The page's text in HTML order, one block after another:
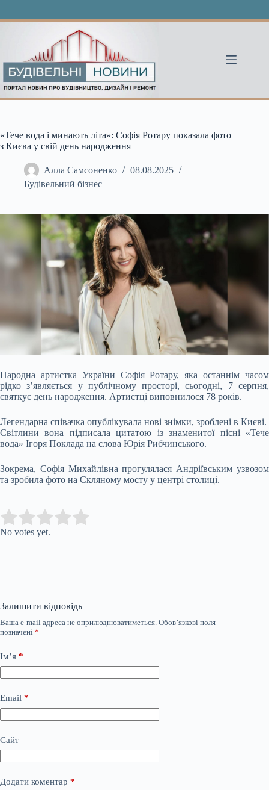
«Тече вода і минають літа»: Софія Ротару показала фото
з Києва у свій день народження
Алла Самсоненко
08.08.2025
Будівельний бізнес
Народна артистка України Софія Ротару, яка останнім часом
рідко з’являється у публічному просторі, сьогодні, 7 серпня,
святкує день народження. Артистці виповнилося 78 років.
Легендарна співачка опублікувала нові знімки, зроблені в Києві.
Світлини вона підписала цитатою із знаменитої пісні «Тече
вода» Ігоря Поклада на слова Юрія Рибчинського.
Зокрема, Софія Михайлівна прогулялася Андріївським узвозом
та зробила фото на Скляному мосту у центрі столиці.
Rate this item:
No votes yet.
Залишити відповідь
Ваша e-mail адреса не оприлюднюватиметься. Обов’язкові поля
позначені *
Ім’я *
Email *
Сайт
Додати коментар *